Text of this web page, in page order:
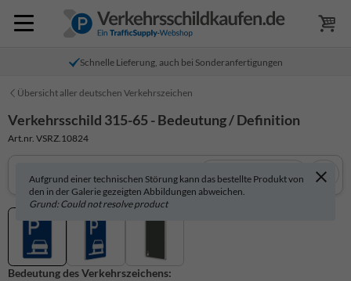
Schnelle Lieferung, auch bei Sonderanfertigungen
Übersicht aller deutschen Verkehrszeichen
Verkehrsschild 315-65 - Bedeutung / Definition
Art.nr. VSRZ.10824
Aufgrund einer technischen Störung kann das bestellte Produkt von
den in der Galerie gezeigten Abbildungen abweichen.
Grund: Could not resolve product
In 3D anzeigen
Bedeutung des Verkehrszeichens: